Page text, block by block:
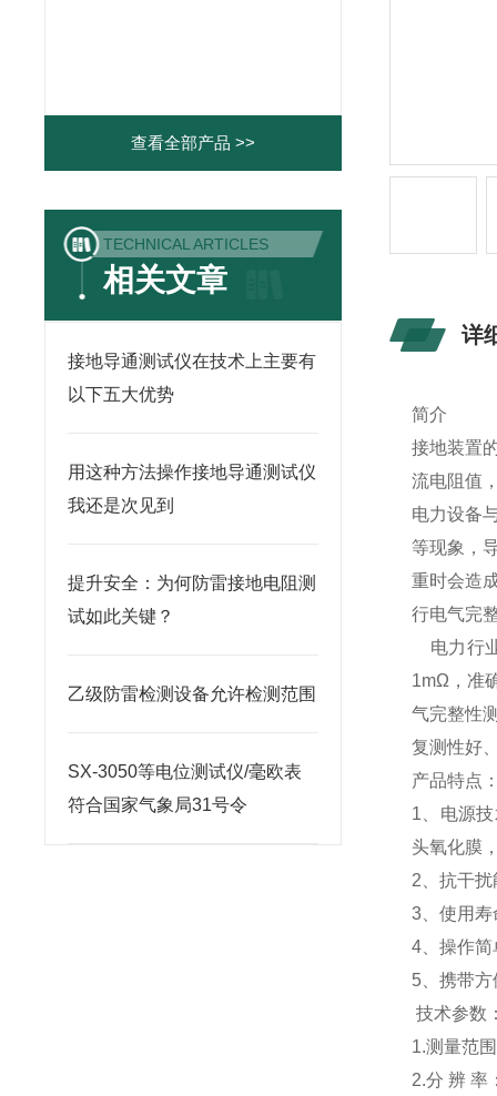
查看全部产品 >>
TECHNICAL ARTICLES
相关文章
接地导通测试仪在技术上主要有
以下五大优势
用这种方法操作接地导通测试仪
我还是次见到
提升安全：为何防雷接地电阻测
试如此关键？
乙级防雷检测设备允许检测范围
SX-3050等电位测试仪/毫欧表
符合国家气象局31号令
详
简介
接地装置
流电阻值
电力设备
等现象，
重时会造
行电气完
电力行
1mΩ，准
气完整性
复测性好
产品特点
1、电源
头氧化膜
2、抗干
3、使用
4、操作
5、携带方
技术参数
1.测量范
2.分 辨 率